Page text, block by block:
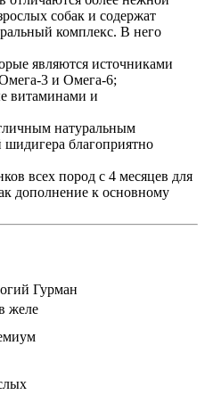
собак и содержат
комплекс. В него
являются источниками
3 и Омега-6;
витаминами и
натуральным
благоприятно
всех пород с 4 месяцев для
дополнение к основному
Гурман
желе